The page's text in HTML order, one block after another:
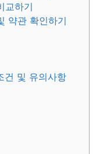
교하기
약관 확인하기
건 및 유의사항